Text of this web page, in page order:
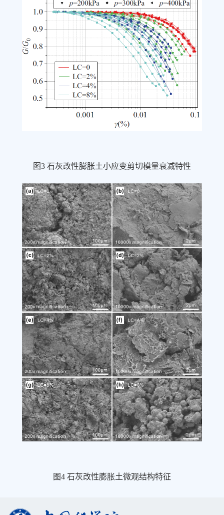
图3 石灰改性膨胀土小应变剪切模量衰减特性
图4 石灰改性膨胀土微观结构特征